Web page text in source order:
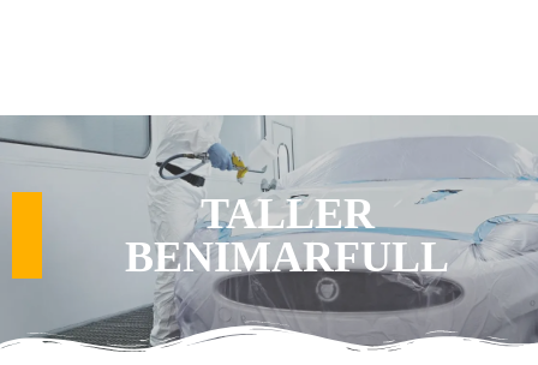
TALLER
BENIMARFULL